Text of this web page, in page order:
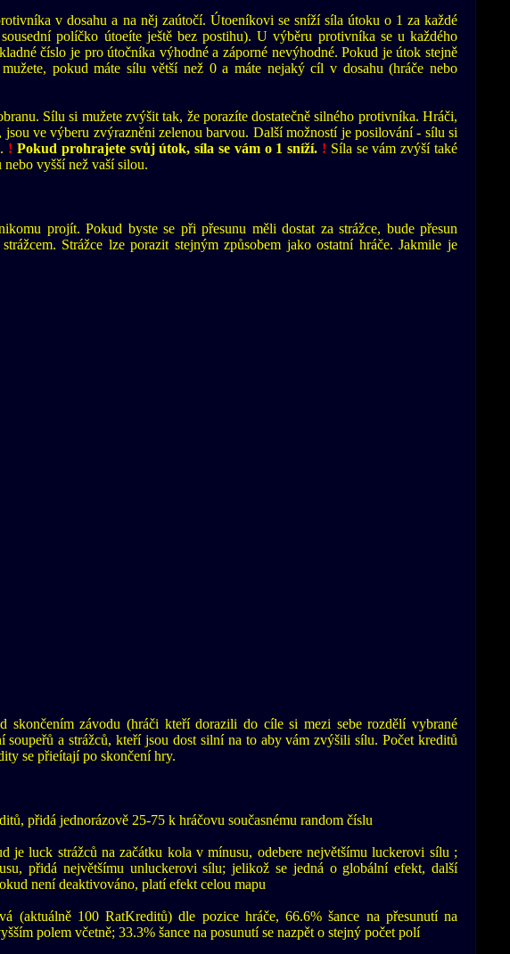
v dosahu a na něj zaútočí. Útoeníkovi se sníží síla útoku o 1 za každé
políčko útoeíte ještě bez postihu). U výběru protivníka se u každého
číslo je pro útočníka výhodné a záporné nevýhodné. Pokud je útok stejně
pokud máte sílu větší než 0 a máte nejaký cíl v dosahu (hráče nebo
Sílu si mužete zvýšit tak, že porazíte dostatečně silného protivníka. Hráči,
ve výberu zvýrazněni zelenou barvou. Další možností je posilování - sílu si
! Pokud prohrajete svůj útok, síla se vám o 1 sníží. ! Síla se vám zvýší také
nebo vyšší než vaší silou.
projít. Pokud byste se při přesunu měli dostat za strážce, bude přesun
Strážce lze porazit stejným způsobem jako ostatní hráče. Jakmile je
skončením závodu (hráči kteří dorazili do cíle si mezi sebe rozdělí vybrané
soupeřů a strážců, kteří jsou dost silní na to aby vám zvýšili sílu. Počet kreditů
se přieítají po skončení hry.
přidá jednorázově 25-75 k hráčovu současnému random číslu
je luck strážců na začátku kola v mínusu, odebere největšímu luckerovi sílu ;
přidá největšímu unluckerovi sílu; jelikož se jedná o globální efekt, další
není deaktivováno, platí efekt celou mapu
(aktuálně 100 RatKreditů) dle pozice hráče, 66.6% šance na přesunutí na
polem včetně; 33.3% šance na posunutí se nazpět o stejný počet polí